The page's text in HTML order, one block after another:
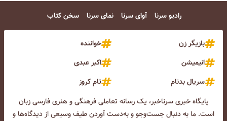
رادیو سرنا آوای سرنا نمای سرنا سخن کتاب
بازیگر زن
خواننده
انیمیشن
اکبر عبدی
سریال بدنام
تام کروز
پایگاه خبری سرناخبر، یک رسانه تعاملی فرهنگی و هنری فارسی زبان
است. ما به دنبال جست‌و‌جو و به‌دست آوردن طیف وسیعی از دیدگاه‌ها و